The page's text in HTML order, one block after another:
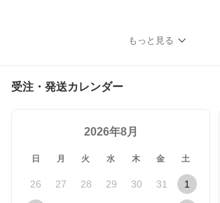
もっと見る
受注・発送カレンダー
2026年8月
日 月 火 水 木 金 土
26 27 28 29 30 31 1